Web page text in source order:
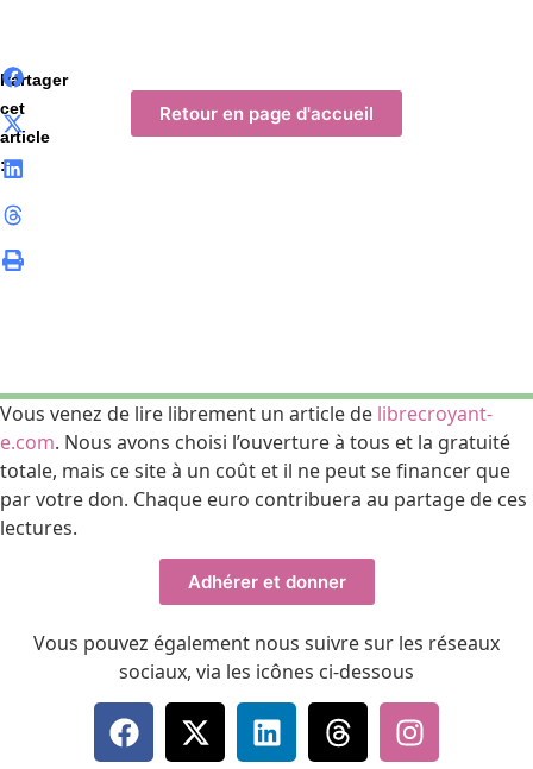
Partager
cet
article
:
Retour en page d'accueil
Vous venez de lire librement un article de librecroyant-
e.com. Nous avons choisi l’ouverture à tous et la gratuité
totale, mais ce site à un coût et il ne peut se financer que
par votre don. Chaque euro contribuera au partage de ces
lectures.
Adhérer et donner
Vous pouvez également nous suivre sur les réseaux
sociaux, via les icônes ci-dessous